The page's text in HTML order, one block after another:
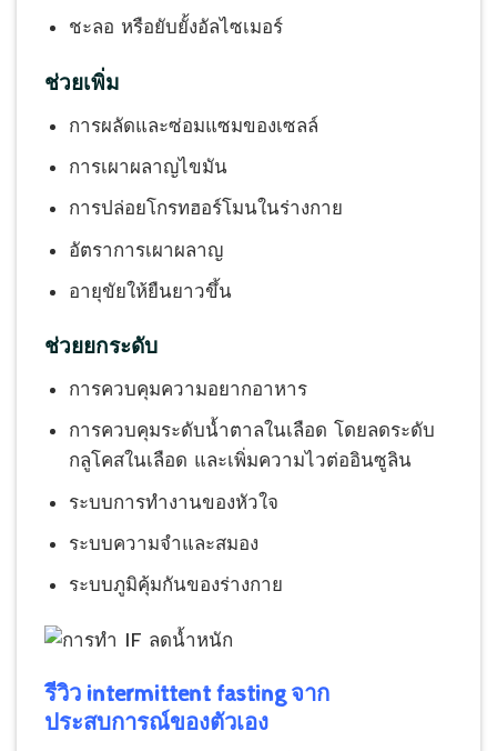
ชะลอ หรือยับยั้งอัลไซเมอร์
ช่วยเพิ่ม
การผลัดและซ่อมแซมของเซลล์
การเผาผลาญไขมัน
การปล่อยโกรทฮอร์โมนในร่างกาย
อัตราการเผาผลาญ
อายุขัยให้ยืนยาวขึ้น
ช่วยยกระดับ
การควบคุมความอยากอาหาร
การควบคุมระดับน้ำตาลในเลือด โดยลดระดับ
กลูโคสในเลือด และเพิ่มความไวต่ออินซูลิน
ระบบการทำงานของหัวใจ
ระบบความจำและสมอง
ระบบภูมิคุ้มกันของร่างกาย
รีวิว intermittent fastingจาก
ประสบการณ์ของตัวเอง